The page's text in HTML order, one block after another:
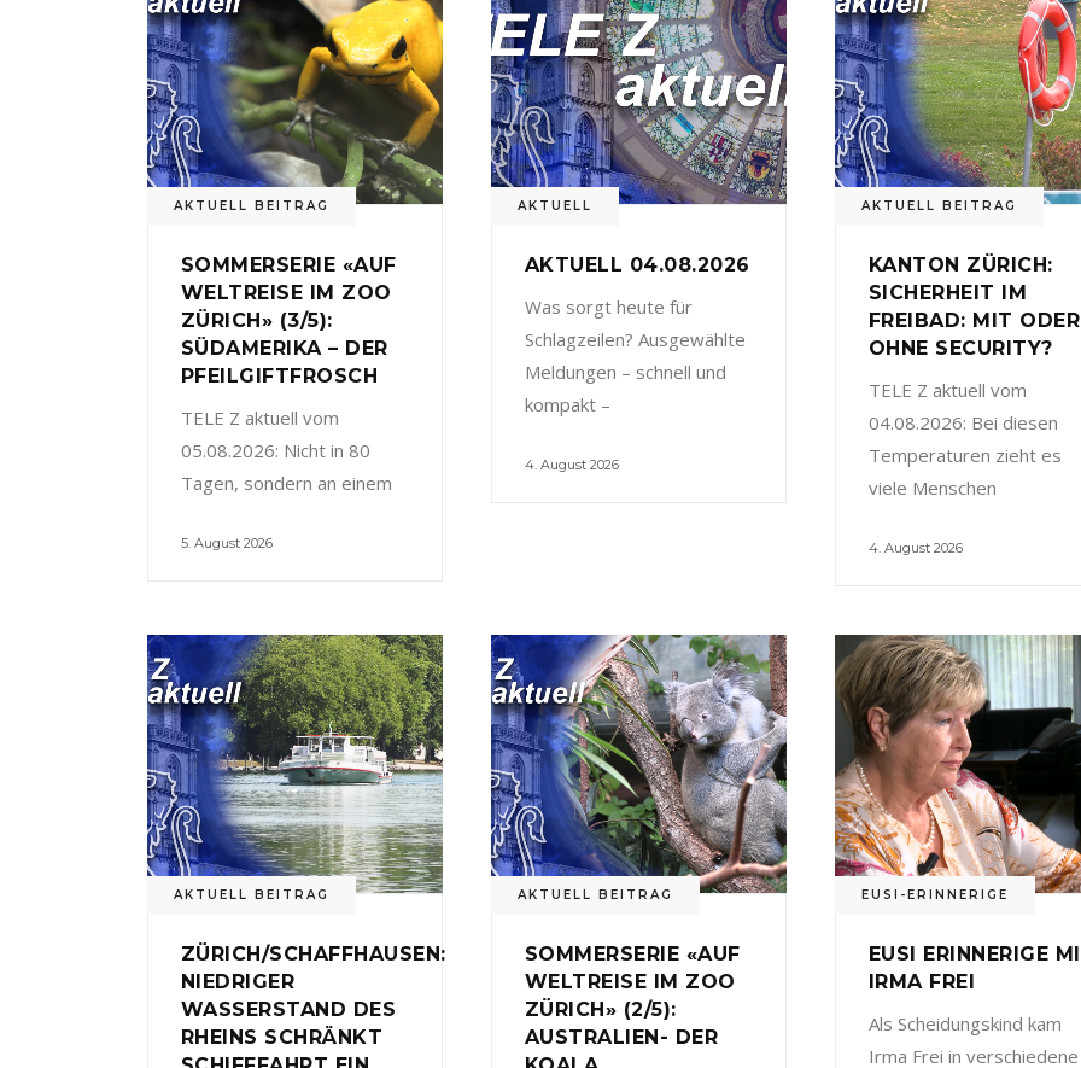
AKTUELL BEITRAG
SOMMERSERIE «AUF
WELTREISE IM ZOO
ZÜRICH» (3/5):
SÜDAMERIKA – DER
PFEILGIFTFROSCH
TELE Z aktuell vom
05.08.2026: Nicht in 80
Tagen, sondern an einem
5. August 2026
AKTUELL
AKTUELL 04.08.2026
Was sorgt heute für
Schlagzeilen? Ausgewählte
Meldungen – schnell und
kompakt –
4. August 2026
AKTUELL BEITRAG
KANTON ZÜRICH:
SICHERHEIT IM
FREIBAD: MIT ODER
OHNE SECURITY?
TELE Z aktuell vom
04.08.2026: Bei diesen
Temperaturen zieht es
viele Menschen
4. August 2026
AKTUELL BEITRAG
ZÜRICH/SCHAFFHAUSEN:
NIEDRIGER
WASSERSTAND DES
RHEINS SCHRÄNKT
AKTUELL BEITRAG
SOMMERSERIE «AUF
WELTREISE IM ZOO
ZÜRICH» (2/5):
AUSTRALIEN- DER
EUSI-ERINNERIGE
EUSI ERINNERIGE
IRMA FREI
Als Scheidungskind kam
Irma Frei in verschiedene